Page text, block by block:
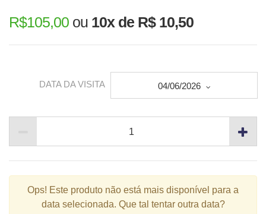
R$105,00 ou 10x de R$ 10,50
DATA DA VISITA 04/06/2026
Ops! Este produto não está mais disponível para a
data selecionada. Que tal tentar outra data?